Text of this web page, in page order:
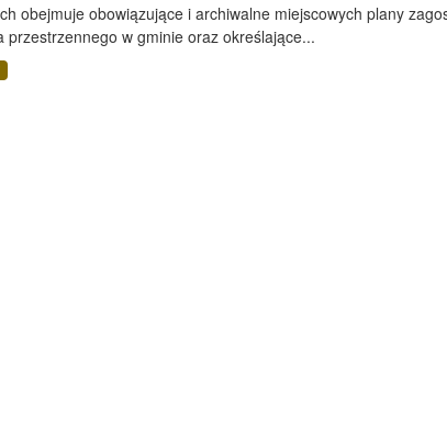
obejmuje obowiązujące i archiwalne miejscowych plany
przestrzennego w gminie oraz określające...